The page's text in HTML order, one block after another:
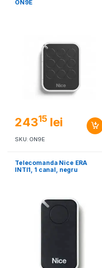
ON9E
24315 lei
SKU: ON9E
Telecomanda Nice ERA
INTI1, 1 canal, negru